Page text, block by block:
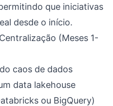
que iniciativas
desde o início.
(Meses 1-
caos de dados
data lakehouse
ou BigQuery)